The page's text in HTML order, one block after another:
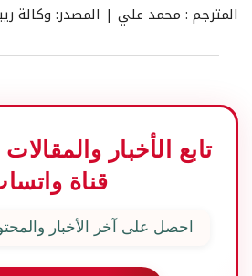
المترجم : محمد علي | المصدر: وكالة
تابع الأخبار
قناة
احصل على آخر الأخبار